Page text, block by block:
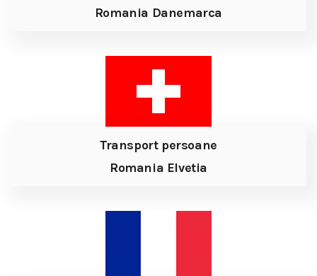
Romania Danemarca
Transport persoane
Romania Elvetia